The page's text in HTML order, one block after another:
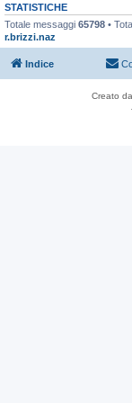
STATISTICHE
Totale messaggi 65798 •
r.brizzi.naz
Indice
Creato da